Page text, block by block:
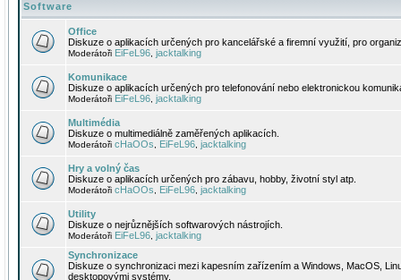
Software
Office
Diskuze o aplikacích určených pro kancelářské a firemní využití, pro
Moderátoři EiFeL96 jacktalking
Komunikace
Diskuze o aplikacích určených pro telefonování nebo elektronickou
Moderátoři EiFeL96 jacktalking
Multimédia
Diskuze o multimediálně zaměřených aplikacích.
Moderátoři cHaOOs EiFeL96 jacktalking
Hry a volný čas
Diskuze o aplikacích určených pro zábavu, hobby, životní styl atp.
Moderátoři cHaOOs EiFeL96 jacktalking
Utility
Diskuze o nejrůznějších softwarových nástrojích.
Moderátoři EiFeL96 jacktalking
Synchronizace
Diskuze o synchronizaci mezi kapesním zařízením a Windows, MacOS,
desktopovými systémy.